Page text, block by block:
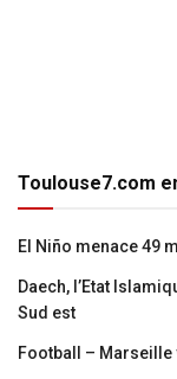
Toulouse7.com
El Niño menace 49
Daech, l’Etat
Sud est
Football –